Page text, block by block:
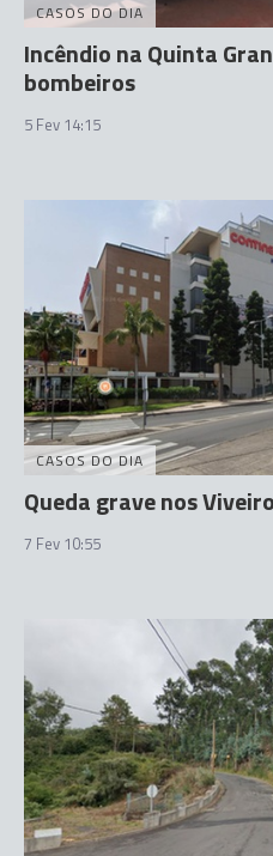
CASOS DO DIA
Incêndio na Quinta
bombeiros
5 Fev 14:15
CASOS DO DIA
Queda grave nos
7 Fev 10:55